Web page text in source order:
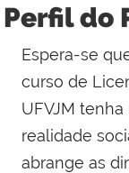
Perfil do
Espera-se
curso de
UFVJM
realidade
abrange as